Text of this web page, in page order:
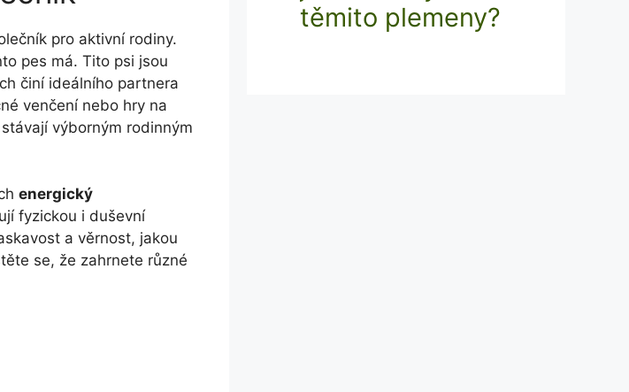
pro aktivní rodiny.
pes má. Tito psi jsou
činí ideálního partnera
venčení nebo hry na
výborným rodinným
energický
fyzickou i duševní
a věrnost, jakou
se, že zahrnete různé
těmito plemeny?